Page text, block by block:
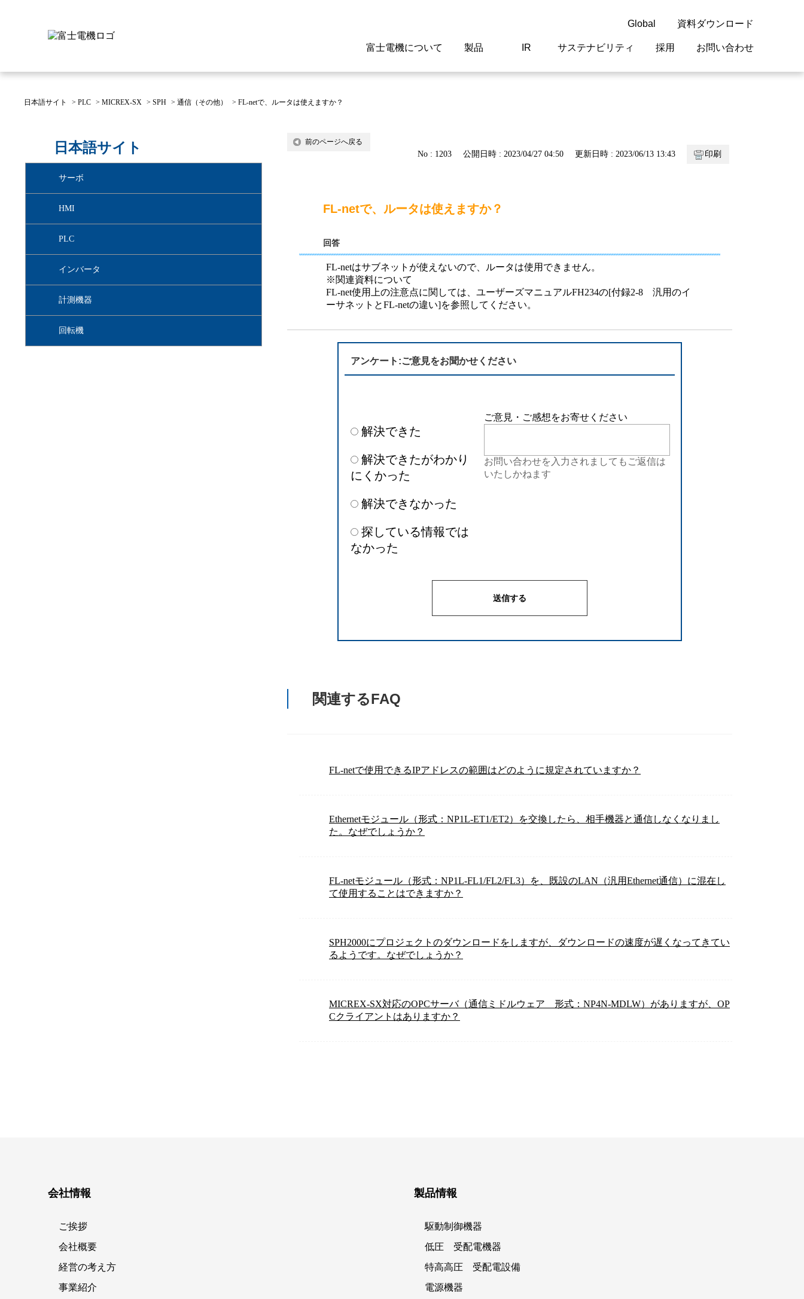
Global
閉じる
資料ダウンロード
富士電機について
富士電機についてのトップ
へ
ご挨拶
製品
駆動制御機器
情報システム 保守・保全
半導体
自動販売機・店舗 ソリューション
IR
株主・投資家情報のトップ
へ
経営情報
サステナビリティ
サステナビリティのトップ
へ
マテリアリティ
採用
新卒採用情報
お問い合わせ
よくあるご質問
日本語サイト > PLC > MICREX-SX > SPH > 通信（その他） > FL-netで、ルータは使えますか？
日本語サイト
サーボ
HMI
PLC
インバータ
計測機器
回転機
前のページへ戻る
No : 1203 公開日時 : 2023/04/27 04:50 更新日時 : 2023/06/13 13:43 印刷
FL-netで、ルータは使えますか？
回答
FL-netはサブネットが使えないので、ルータは使用できません。
※関連資料について
FL-net使用上の注意点に関しては、ユーザーズマニュアルFH234の[付録2-8 汎用のイ
ーサネットとFL-netの違い]を参照してください。
アンケート:ご意見をお聞かせください
解決できた
解決できたがわかり
にくかった
解決できなかった
探している情報では
なかった
ご意見・ご感想をお寄せください
お問い合わせを入力されましてもご返信は
いたしかねます
関連するFAQ
FL-netで使用できるIPアドレスの範囲はどのように規定されていますか？
Ethernetモジュール（形式：NP1L-ET1/ET2）を交換したら、相手機器と通信しなくなりまし
た。なぜでしょうか？
FL-netモジュール（形式：NP1L-FL1/FL2/FL3）を、既設のLAN（汎用Ethernet通信）に混在し
て使用することはできますか？
SPH2000にプロジェクトのダウンロードをしますが、ダウンロードの速度が遅くなってきてい
るようです。なぜでしょうか？
MICREX-SX対応のOPCサーバ（通信ミドルウェア 形式：NP4N-MDLW）がありますが、OP
Cクライアントはありますか？
会社情報
ご挨拶
会社概要
経営の考え方
事業紹介
製品情報
駆動制御機器
低圧 受配電機器
特高高圧 受配電設備
電源機器